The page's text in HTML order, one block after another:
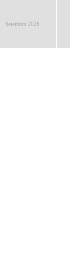
Setembre 2026